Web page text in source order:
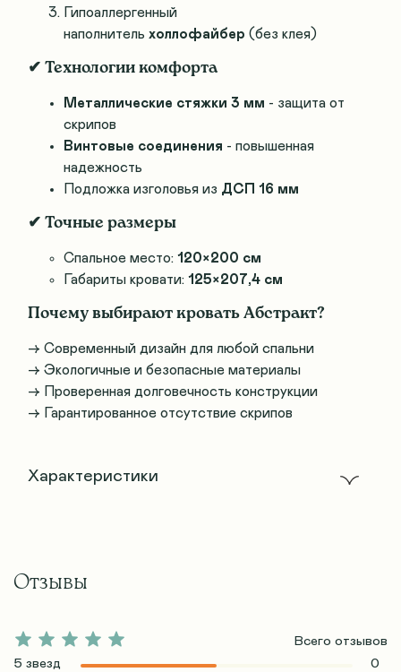
Гипоаллергенный
наполнитель холлофайбер (без клея)
✔ Технологии комфорта
Металлические стяжки 3 мм - защита от
скрипов
Винтовые соединения - повышенная
надежность
Подложка изголовья из ДСП 16 мм
✔ Точные размеры
Спальное место: 120×200 см
Габариты кровати: 125×207,4 см
Почему выбирают кровать Абстракт?
→ Современный дизайн для любой спальни
→ Экологичные и безопасные материалы
→ Проверенная долговечность конструкции
→ Гарантированное отсутствие скрипов
Характеристики
Отзывы
Всего отзывов
5 звезд
0